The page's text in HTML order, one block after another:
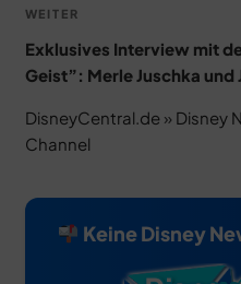
Nächster
Beitrag
WEITER
Exklusives Interview mit
Geist”: Merle Juschka
DisneyCentral.de» Disney
Channel
Keine Disney